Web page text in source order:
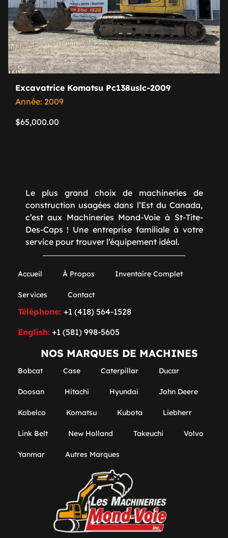
Excavatrice Komatsu Pc138uslc-2009
Année: 2009
$65,000.00
Le plus grand choix de machineries de
construction usagées dans l’Est du Canada,
c’est aux Machineries Mond-Voie à St-Tite-
Des-Caps ! Une entreprise familiale à votre
service pour trouver l’équipement idéal.
Accueil À Propos Inventaire Complet
Services Contact
Téléphone: +1 (418) 564-1528
English: +1 (581) 998-5605
NOS MARQUES DE MACHINES
Bobcat Case Caterpillar Ducar
Doosan Hitachi Hyundai John Deere
Kobelco Komatsu Kubota Liebherr
Link Belt New Holland Takeuchi Volvo
Yanmar Autres Marques